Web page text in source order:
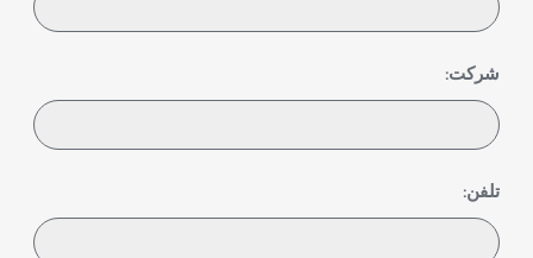
شرکت:
تلفن: